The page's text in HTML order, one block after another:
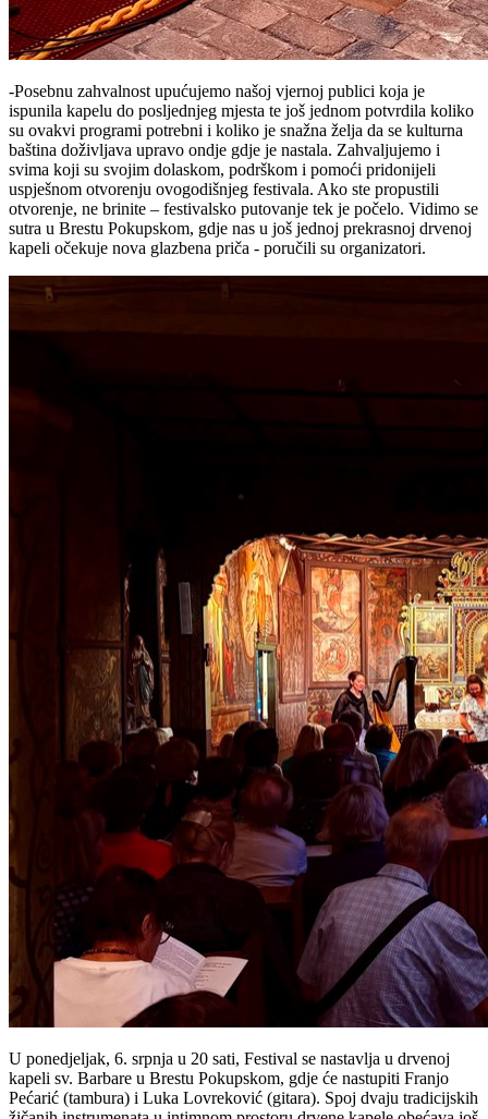
-Posebnu zahvalnost upućujemo našoj vjernoj publici koja je
ispunila kapelu do posljednjeg mjesta te još jednom potvrdila koliko
su ovakvi programi potrebni i koliko je snažna želja da se kulturna
baština doživljava upravo ondje gdje je nastala. Zahvaljujemo i
svima koji su svojim dolaskom, podrškom i pomoći pridonijeli
uspješnom otvorenju ovogodišnjeg festivala. Ako ste propustili
otvorenje, ne brinite – festivalsko putovanje tek je počelo. Vidimo se
sutra u Brestu Pokupskom, gdje nas u još jednoj prekrasnoj drvenoj
kapeli očekuje nova glazbena priča - poručili su organizatori.
U ponedjeljak, 6. srpnja u 20 sati, Festival se nastavlja u drvenoj
kapeli sv. Barbare u Brestu Pokupskom, gdje će nastupiti Franjo
Pećarić (tambura) i Luka Lovreković (gitara). Spoj dvaju tradicijskih